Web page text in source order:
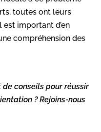
toutes ont leurs
important d’en
compréhension des
de conseils pour réussir
? Rejoins-nous